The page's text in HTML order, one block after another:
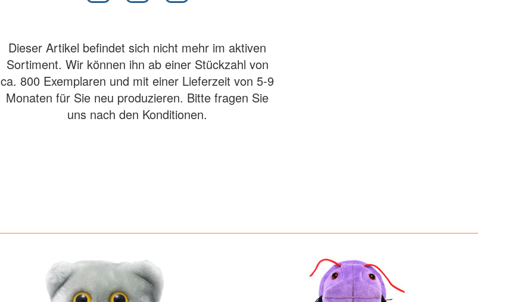
Dieser Artikel befindet sich nicht mehr im aktiven
Sortiment. Wir können ihn ab einer Stückzahl von
ca. 800 Exemplaren und mit einer Lieferzeit von 5-9
Monaten für Sie neu produzieren. Bitte fragen Sie
uns nach den Konditionen.